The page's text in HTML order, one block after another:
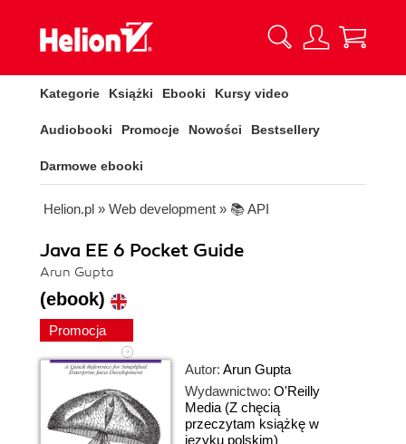
Kategorie Książki Ebooki Kursy video
Audiobooki Promocje Nowości Bestsellery
Darmowe ebooki
Helion.pl » Web development » 📚 API
Java EE 6 Pocket Guide
Arun Gupta
(ebook)
Promocja
Autor: Arun Gupta
Wydawnictwo: O'Reilly
Media (Z chęcią
przeczytam książkę w
języku polskim)